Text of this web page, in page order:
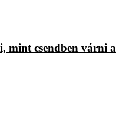
mint csendben várni a